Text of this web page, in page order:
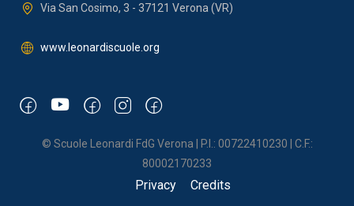
Via San Cosimo, 3 - 37121 Verona (VR)
www.leonardiscuole.org
© Scuole Leonardi FdG Verona | P.I.: 00722410230 | C.F.:
80002170233
Privacy Credits